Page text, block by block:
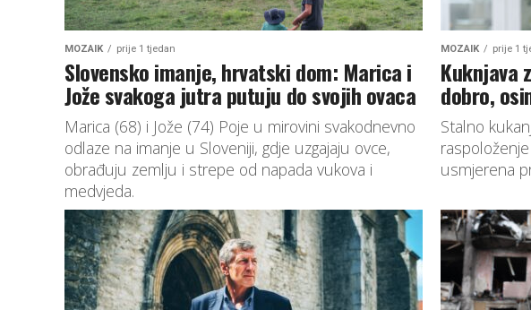
MOZAIK prije 1 tjedan
Slovensko imanje, hrvatski dom: Marica i
Jože svakoga jutra putuju do svojih ovaca
Marica (68) i Jože (74) Poje u mirovini svakodnevno
odlaze na imanje u Sloveniji, gdje uzgajaju ovce,
obrađuju zemlju i strepe od napada vukova i
medvjeda.
MOZAIK prije 1
Kuknjava
dobro,
Stalno
usmjerena